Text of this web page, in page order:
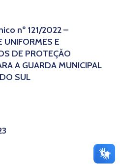
nº 121/2022 –
UNIFORMES E
DE PROTEÇÃO
A GUARDA MUNICIPAL
SUL